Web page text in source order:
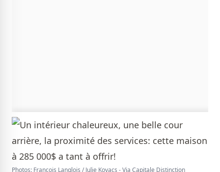
Photos: François Langlois / Julie Kovacs - Via Capitale Distinction